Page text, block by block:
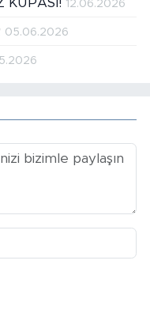
12.06.2026
05.06.2026